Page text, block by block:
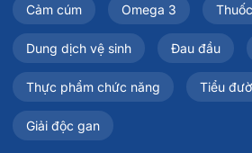
Cảm cúm Omega 3
Dung dịch vệ sinh Đau đầu
Thực phẩm chức năng Tiểu
Giải độc gan